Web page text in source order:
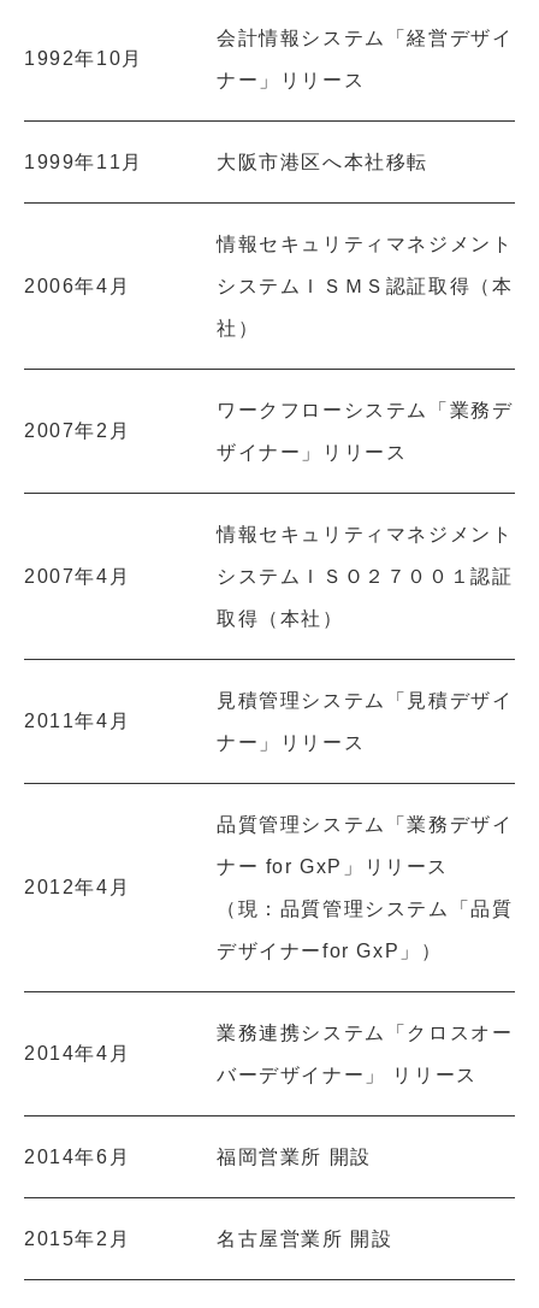
1992年10月
会計情報システム「経営デザイ
ナー」リリース
1999年11月 大阪市港区へ本社移転
2006年4月
情報セキュリティマネジメント
システムＩＳＭＳ認証取得（本
社）
2007年2月
ワークフローシステム「業務デ
ザイナー」リリース
2007年4月
情報セキュリティマネジメント
システムＩＳＯ２７００１認証
取得（本社）
2011年4月
見積管理システム「見積デザイ
ナー」リリース
2012年4月
品質管理システム「業務デザイ
ナー for GxP」リリース
（現：品質管理システム「品質
デザイナーfor GxP」）
2014年4月
業務連携システム「クロスオー
バーデザイナー」 リリース
2014年6月 福岡営業所 開設
2015年2月 名古屋営業所 開設